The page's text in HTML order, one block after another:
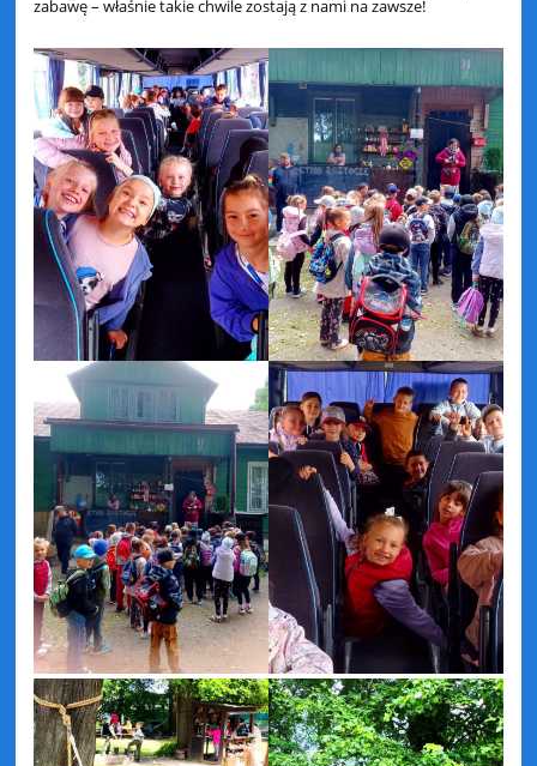
zabawę – właśnie takie chwile zostają z nami na zawsze!